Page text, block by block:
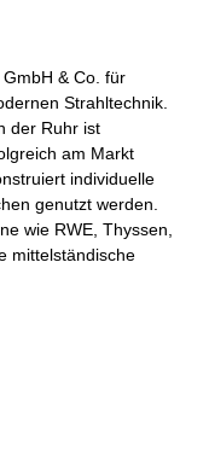
& Co. für
Strahltechnik.
der Ruhr ist
am Markt
individuelle
genutzt werden.
wie RWE, Thyssen,
mittelständische